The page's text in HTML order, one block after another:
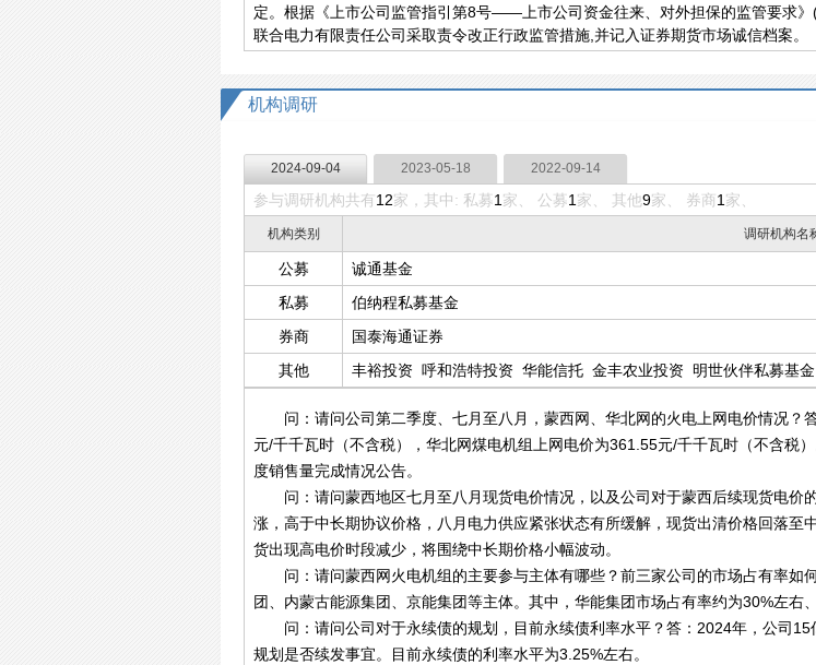
定。根据《上市公司监管指引第8号——上市公司资金往来、对外担保的监管要求
联合电力有限责任公司采取责令改正行政监管措施,并记入证券期货市场诚信档案。
机构调研
2024-09-04 2023-05-18 2022-09-14
参与调研机构共有12家，其中: 私募1家、 公募1家、 其他9家、 券商1家、
机构类别 调研机构名
公募
诚通基金
私募
伯纳程私募基金
券商
国泰海通证券
其他
丰裕投资 呼和浩特投资 华能信托 金丰农业投资 明世伙伴私募基金
问：请问公司第二季度、七月至八月，蒙西网、华北网的火电上网电价情况？
元/千千瓦时（不含税），华北网煤电机组上网电价为361.55元/千千瓦时（不含税
度销售量完成情况公告。
问：请问蒙西地区七月至八月现货电价情况，以及公司对于蒙西后续现货电价
涨，高于中长期协议价格，八月电力供应紧张状态有所缓解，现货出清价格回落
货出现高电价时段减少，将围绕中长期价格小幅波动。
问：请问蒙西网火电机组的主要参与主体有哪些？前三家公司的市场占有率如
团、内蒙古能源集团、京能集团等主体。其中，华能集团市场占有率约为30%左右
问：请问公司对于永续债的规划，目前永续债利率水平？答：2024年，公司15
规划是否续发事宜。目前永续债的利率水平为3.25%左右。